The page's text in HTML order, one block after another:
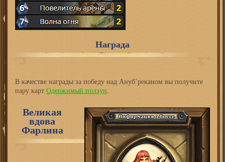
Награда
В качестве награды за победу над Ануб’реканом вы получите
пару карт Одержимый ползун.
Великая
вдова
Фарлина